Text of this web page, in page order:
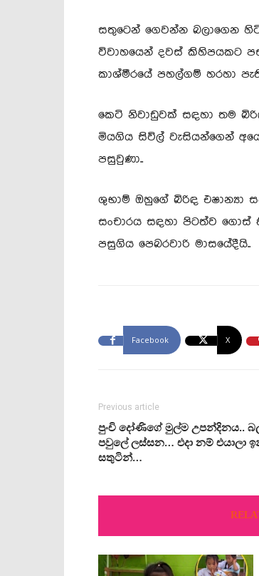
සතුටෙන් ගෙවන්න බලාගෙන
විවාහයෙන් දවස් කිහිපයකට
කාශ්මීරයේ පහල්ගම් හරහා
කෙටි නිවාඩුවක් සඳහා තම
මියගිය සිවිල් වැසියන්ගෙන්
පසුවුණා..
ශුභාම් ඔහුගේ බිරිඳ එෂාන්‍යා
සංචාරය සඳහා පිටත්ව ගොස්
පසුගිය පෙබරවාරි මාසයේදීයි..
Facebook X
Previous article
පුංචි දෝණිගේ මුල්ම උපන්දිනය..
පවුලේ ලස්සන… එදා නම් එයාලා
සතුටින්…